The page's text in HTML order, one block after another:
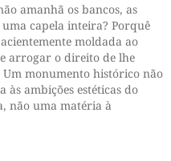
os bancos, as
capela inteira? Porquê
moldada ao
arrogar o direito de lhe
monumento histórico não
ambições estéticas do
não uma matéria à